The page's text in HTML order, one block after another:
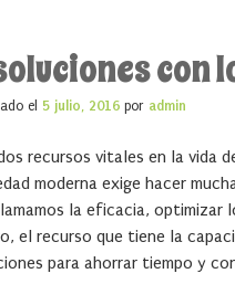
con
el 5 julio, 2016 por admin
recursos vitales en la vida
moderna exige hacer
la eficacia, optimizar
el recurso que tiene la
para ahorrar tiempo y